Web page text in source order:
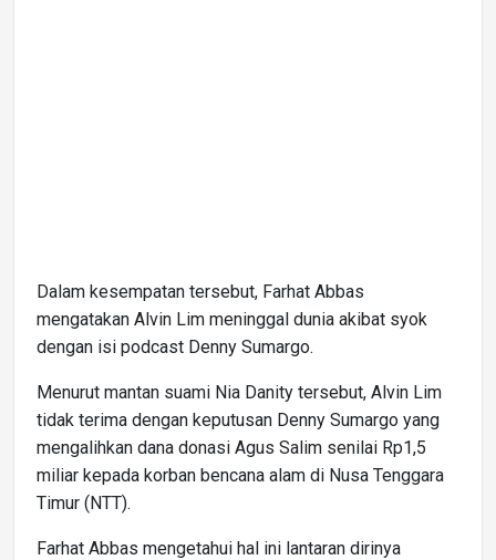
Dalam kesempatan tersebut, Farhat Abbas
mengatakan Alvin Lim meninggal dunia akibat syok
dengan isi podcast Denny Sumargo.
Menurut mantan suami Nia Danity tersebut, Alvin Lim
tidak terima dengan keputusan Denny Sumargo yang
mengalihkan dana donasi Agus Salim senilai Rp1,5
miliar kepada korban bencana alam di Nusa Tenggara
Timur (NTT).
Farhat Abbas mengetahui hal ini lantaran dirinya